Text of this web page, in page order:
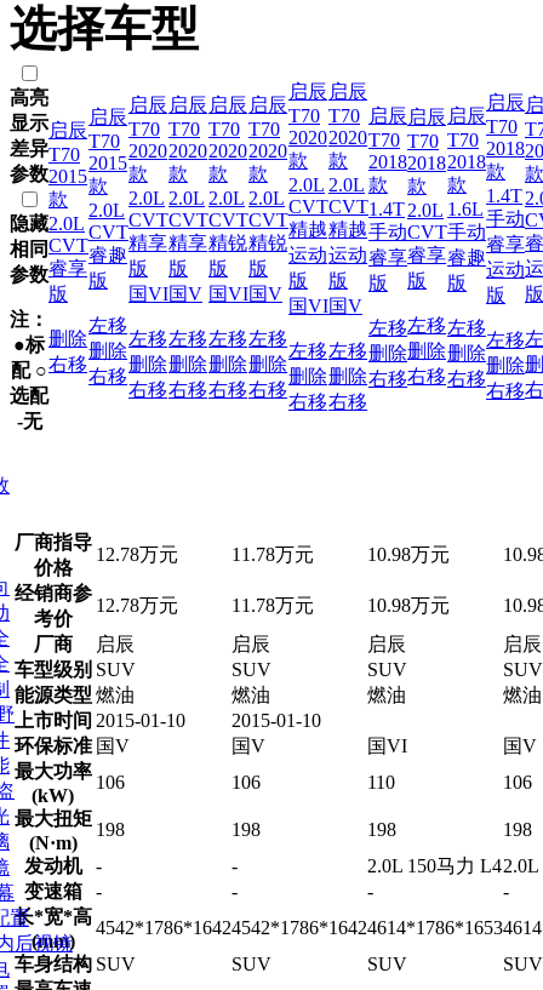
选择车型
高亮
显示
差异
参数
隐藏
相同
参数
注：
●标
配 ○
选配
-无
启辰
T70
2015
款
2.0L
CVT
睿享
版
删除
右移
启辰
T70
2015
款
2.0L
CVT
睿趣
版
左移
删除
右移
启辰
T70
2020
款
2.0L
CVT
精享
版
国VI
左移
删除
右移
启辰
T70
2020
款
2.0L
CVT
精享
版
国V
左移
删除
右移
启辰
T70
2020
款
2.0L
CVT
精锐
版
国VI
左移
删除
右移
启辰
T70
2020
款
2.0L
CVT
精锐
版
国V
左移
删除
右移
启辰
T70
2020
款
2.0L
CVT
精越
运动
版
国VI
左移
删除
右移
启辰
T70
2020
款
2.0L
CVT
精越
运动
版
国V
左移
删除
右移
启辰
T70
2018
款
1.4T
手动
睿享
版
左移
删除
右移
启辰
T70
2018
款
2.0L
CVT
睿享
版
左移
删除
右移
启辰
T70
2018
款
1.6L
手动
睿趣
版
左移
删除
右移
启辰
T70
2018
款
1.4T
手动
睿享
运动
版
左移
删除
右移
款
版
厂商指导
价格
12.78万元 11.78万元 10.98万元
经销商参
考价
12.78万元 11.78万元 10.98万元
厂商
启辰 启辰 启辰
启辰
车型级别 SUV SUV SUV
SUV
能源类型 燃油 燃油 燃油
燃油
上市时间 2015-01-10
2015-01-10
环保标准 国V 国V 国VI
国V
最大功率
(kW)
106 106 110
106
最大扭矩
(N·m)
198 198 198
198
发动机
- - 2.0L 150马力 L4
变速箱
- - -
-
长*宽*高
(mm)
4542*1786*16424542*1786*16424614*1786*1653
车身结构 SUV SUV SUV
SUV
置
后视镜